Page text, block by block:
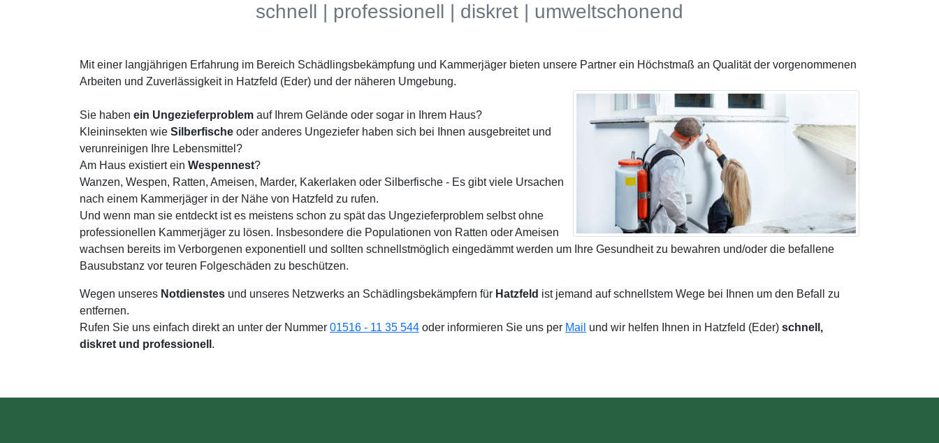
schnell | professionell | diskret | umweltschonend
Mit einer langjährigen Erfahrung im Bereich Schädlingsbekämpfung und Kammerjäger bieten unsere Partner ein Höchstmaß an Qualität der vorgenommenen
Arbeiten und Zuverlässigkeit in Hatzfeld (Eder) und der näheren Umgebung.
Sie haben ein Ungezieferproblem auf Ihrem Gelände oder sogar in Ihrem Haus?
Kleininsekten wie Silberfische oder anderes Ungeziefer haben sich bei Ihnen ausgebreitet und
verunreinigen Ihre Lebensmittel?
Am Haus existiert ein Wespennest?
Wanzen, Wespen, Ratten, Ameisen, Marder, Kakerlaken oder Silberfische - Es gibt viele Ursachen
nach einem Kammerjäger in der Nähe von Hatzfeld zu rufen.
Und wenn man sie entdeckt ist es meistens schon zu spät das Ungezieferproblem selbst ohne
professionellen Kammerjäger zu lösen. Insbesondere die Populationen von Ratten oder Ameisen
wachsen bereits im Verborgenen exponentiell und sollten schnellstmöglich eingedämmt werden um Ihre Gesundheit zu bewahren und/oder die befallene
Bausubstanz vor teuren Folgeschäden zu beschützen.
Wegen unseres Notdienstes und unseres Netzwerks an Schädlingsbekämpfern für Hatzfeld ist jemand auf schnellstem Wege bei Ihnen um den Befall zu
entfernen.
Rufen Sie uns einfach direkt an unter der Nummer 01516 - 11 35 544 oder informieren Sie uns per Mail und wir helfen Ihnen in Hatzfeld (Eder) schnell,
diskret und professionell .